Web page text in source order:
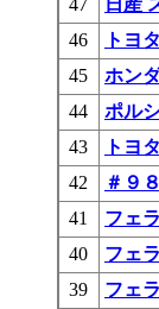
47 日産
46 トヨ
45 ホン
44
ポル
43
トヨ
42
＃９
41
フェ
40
フェ
39
フェ